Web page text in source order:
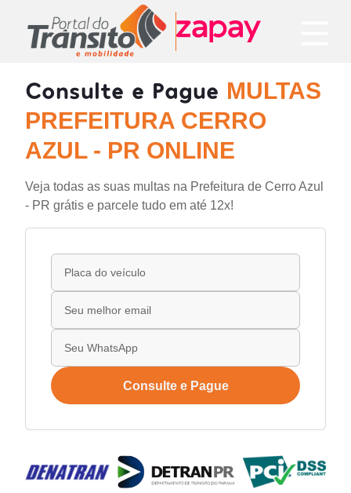
Consulte e Pague MULTAS
PREFEITURA CERRO
AZUL - PR ONLINE
Veja todas as suas multas na Prefeitura de Cerro Azul
- PR grátis e parcele tudo em até 12x!
Consulte e Pague